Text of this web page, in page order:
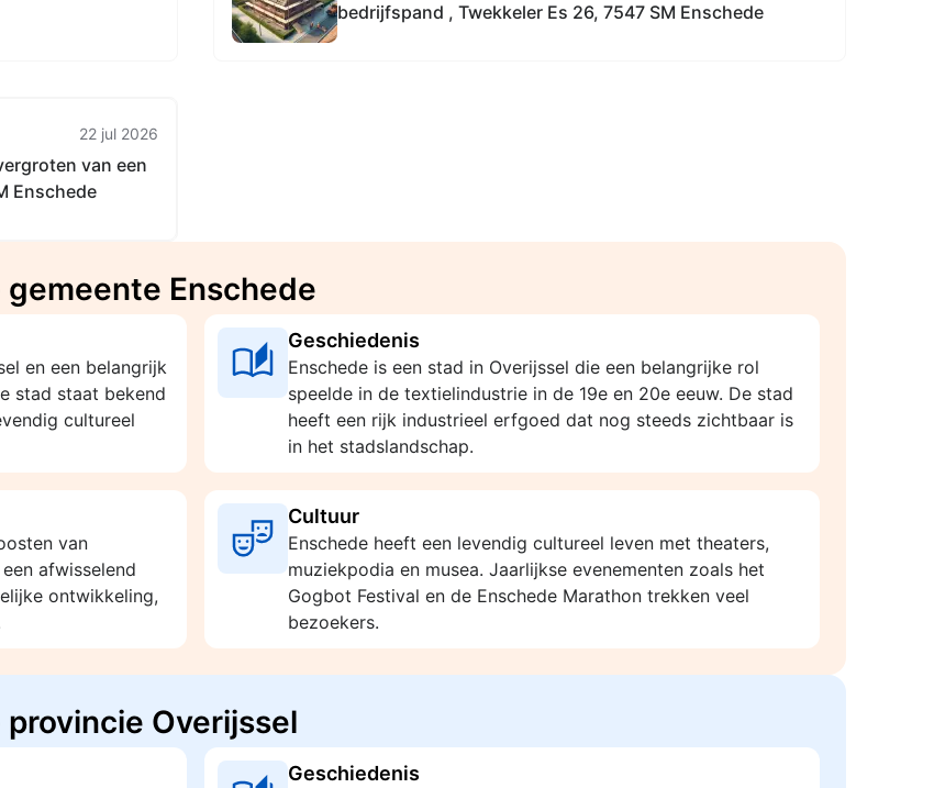
bedrijfspand , Twekkeler Es 26, 7547 SM Enschede
22 jul 2026
van een
Enschede
Enschede
en een belangrijk
stad staat bekend
cultureel
Geschiedenis
Enschede is een stad in Overijssel die een belangrijke rol
speelde in de textielindustrie in de 19e en 20e eeuw. De stad
heeft een rijk industrieel erfgoed dat nog steeds zichtbaar is
in het stadslandschap.
van
afwisselend
ontwikkeling,
Cultuur
Enschede heeft een levendig cultureel leven met theaters,
muziekpodia en musea. Jaarlijkse evenementen zoals het
Gogbot Festival en de Enschede Marathon trekken veel
bezoekers.
Overijssel
Geschiedenis